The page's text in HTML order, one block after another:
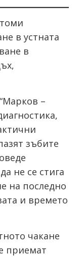
в устната
в
–
зъбите
не се стига
на последно
и времето
чакане
приемат